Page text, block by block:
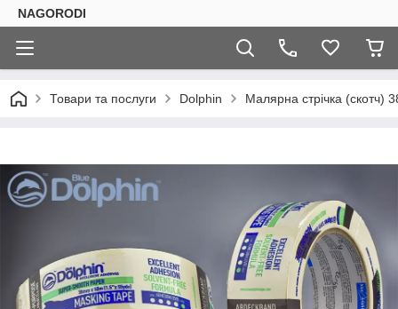
NAGORODI
Товари та послуги Dolphin Малярна стрічка (скотч)